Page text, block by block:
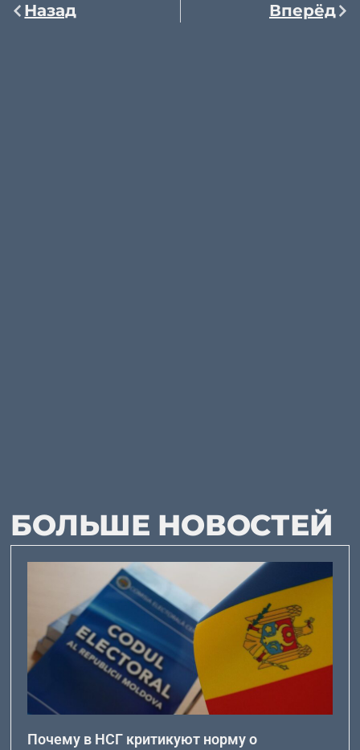
Назад Вперёд
БОЛЬШЕ НОВОСТЕЙ
Почему в НСГ критикуют норму о